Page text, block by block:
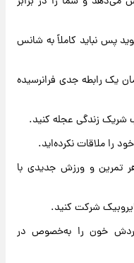
پس نباید کاملاً به شانس
یک رابطه جدی فرانرسیده
شریک زندگی عجله کنید.
را ملاقات نکرده‌اید.
تمرین و ورزش جدیدی با
شرکت کنید.
خون را به‌خصوص در